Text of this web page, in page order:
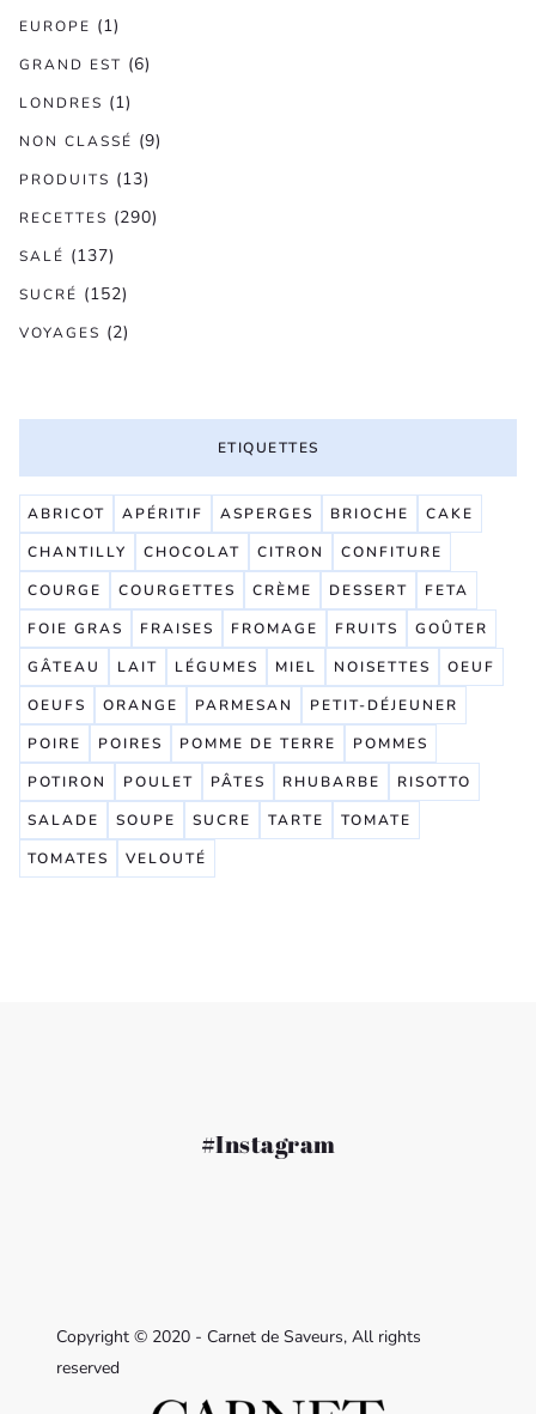
EUROPE (1)
GRAND EST (6)
LONDRES (1)
NON CLASSÉ (9)
PRODUITS (13)
RECETTES (290)
SALÉ (137)
SUCRÉ (152)
VOYAGES (2)
ETIQUETTES
ABRICOT APÉRITIF ASPERGES BRIOCHE
CAKE
CHANTILLY
CHOCOLAT CITRON
CONFITURE
COURGE
COURGETTES CRÈME DESSERT
FETA
FOIE GRAS
FRAISES FROMAGE FRUITS
GOÛTER
GÂTEAU
LAIT LÉGUMES MIEL NOISETTES
OEUF
OEUFS
ORANGE PARMESAN
PETIT-DÉJEUNER
POIRE
POIRES POMME DE TERRE
POMMES
POTIRON
POULET PÂTES RHUBARBE
RISOTTO
SALADE
SOUPE SUCRE TARTE
TOMATE
TOMATES
VELOUTÉ
#Instagram
Copyright © 2020 - Carnet de Saveurs, All rights
reserved